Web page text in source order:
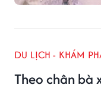
Theo chân bà
DU LỊCH - KHÁM